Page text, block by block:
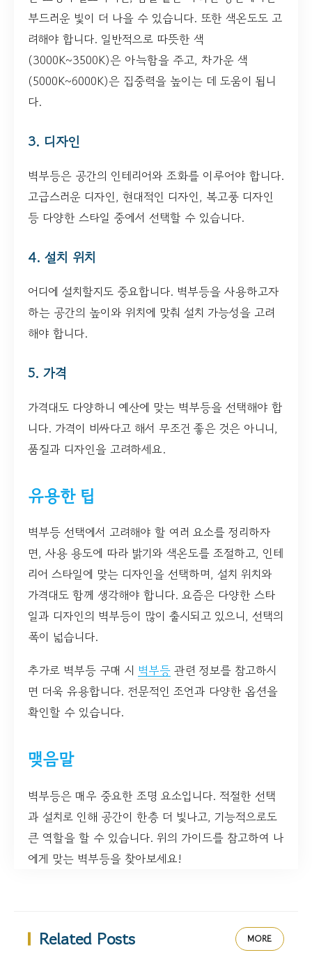
부드러운 빛이 더 나을 수 있습니다. 또한 색온도도 고
려해야 합니다. 일반적으로 따뜻한 색
(3000K~3500K)은 아늑함을 주고, 차가운 색
(5000K~6000K)은 집중력을 높이는 데 도움이 됩니
다.
3. 디자인
벽부등은 공간의 인테리어와 조화를 이루어야 합니다.
고급스러운 디자인, 현대적인 디자인, 복고풍 디자인
등 다양한 스타일 중에서 선택할 수 있습니다.
4. 설치 위치
어디에 설치할지도 중요합니다. 벽부등을 사용하고자
하는 공간의 높이와 위치에 맞춰 설치 가능성을 고려
해야 합니다.
5. 가격
가격대도 다양하니 예산에 맞는 벽부등을 선택해야 합
니다. 가격이 비싸다고 해서 무조건 좋은 것은 아니니,
품질과 디자인을 고려하세요.
유용한 팁
벽부등 선택에서 고려해야 할 여러 요소를 정리하자
면, 사용 용도에 따라 밝기와 색온도를 조절하고, 인테
리어 스타일에 맞는 디자인을 선택하며, 설치 위치와
가격대도 함께 생각해야 합니다. 요즘은 다양한 스타
일과 디자인의 벽부등이 많이 출시되고 있으니, 선택의
폭이 넓습니다.
추가로 벽부등 구매 시 벽부등 관련 정보를 참고하시
면 더욱 유용합니다. 전문적인 조언과 다양한 옵션을
확인할 수 있습니다.
맺음말
벽부등은 매우 중요한 조명 요소입니다. 적절한 선택
과 설치로 인해 공간이 한층 더 빛나고, 기능적으로도
큰 역할을 할 수 있습니다. 위의 가이드를 참고하여 나
에게 맞는 벽부등을 찾아보세요!
Related Posts MORE